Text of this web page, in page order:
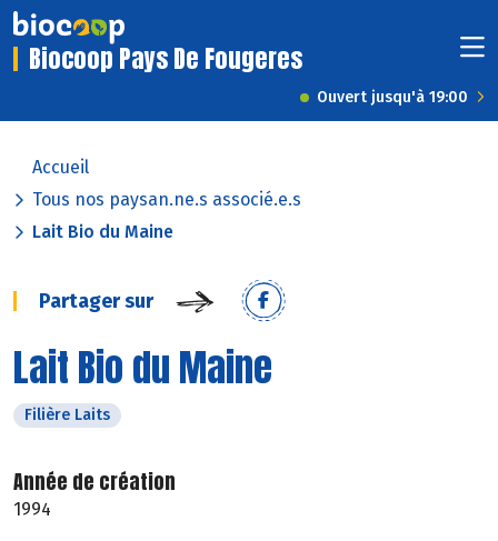
Biocoop Pays De Fougeres
Ouvert jusqu'à 19:00
Accueil
Tous nos paysan.ne.s associé.e.s
Lait Bio du Maine
Partager sur
Lait Bio du Maine
Filière Laits
Année de création
1994